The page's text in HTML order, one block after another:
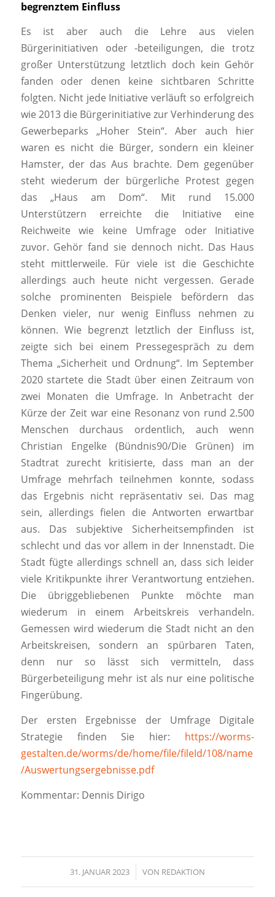
begrenztem Einfluss
Es ist aber auch die Lehre aus vielen
Bürgerinitiativen oder -beteiligungen, die trotz
großer Unterstützung letztlich doch kein Gehör
fanden oder denen keine sichtbaren Schritte
folgten. Nicht jede Initiative verläuft so erfolgreich
wie 2013 die Bürgerinitiative zur Verhinderung des
Gewerbeparks „Hoher Stein“. Aber auch hier
waren es nicht die Bürger, sondern ein kleiner
Hamster, der das Aus brachte. Dem gegenüber
steht wiederum der bürgerliche Protest gegen
das „Haus am Dom“. Mit rund 15.000
Unterstützern erreichte die Initiative eine
Reichweite wie keine Umfrage oder Initiative
zuvor. Gehör fand sie dennoch nicht. Das Haus
steht mittlerweile. Für viele ist die Geschichte
allerdings auch heute nicht vergessen. Gerade
solche prominenten Beispiele befördern das
Denken vieler, nur wenig Einfluss nehmen zu
können. Wie begrenzt letztlich der Einfluss ist,
zeigte sich bei einem Pressegespräch zu dem
Thema „Sicherheit und Ordnung“. Im September
2020 startete die Stadt über einen Zeitraum von
zwei Monaten die Umfrage. In Anbetracht der
Kürze der Zeit war eine Resonanz von rund 2.500
Menschen durchaus ordentlich, auch wenn
Christian Engelke (Bündnis90/Die Grünen) im
Stadtrat zurecht kritisierte, dass man an der
Umfrage mehrfach teilnehmen konnte, sodass
das Ergebnis nicht repräsentativ sei. Das mag
sein, allerdings fielen die Antworten erwartbar
aus. Das subjektive Sicherheitsempfinden ist
schlecht und das vor allem in der Innenstadt. Die
Stadt fügte allerdings schnell an, dass sich leider
viele Kritikpunkte ihrer Verantwortung entziehen.
Die übriggebliebenen Punkte möchte man
wiederum in einem Arbeitskreis verhandeln.
Gemessen wird wiederum die Stadt nicht an den
Arbeitskreisen, sondern an spürbaren Taten,
denn nur so lässt sich vermitteln, dass
Bürgerbeteiligung mehr ist als nur eine politische
Fingerübung.
Der ersten Ergebnisse der Umfrage Digitale
Strategie finden Sie hier: https://worms-
gestalten.de/worms/de/home/file/fileId/108/name
/Auswertungsergebnisse.pdf
Kommentar: Dennis Dirigo
31. JANUAR 2023
/ VON REDAKTION